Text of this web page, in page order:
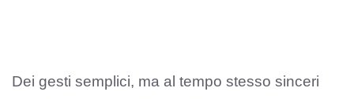
Dei gesti semplici, ma al tempo stesso sinceri